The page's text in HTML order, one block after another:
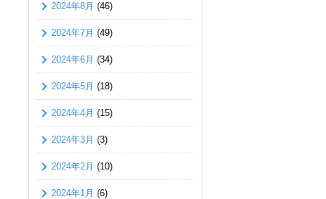
2024年8月 (46)
2024年7月 (49)
2024年6月 (34)
2024年5月 (18)
2024年4月 (15)
2024年3月 (3)
2024年2月 (10)
2024年1月 (6)